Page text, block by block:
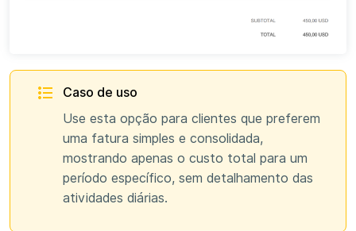
Caso de uso
Use esta opção para clientes que preferem
uma fatura simples e consolidada,
mostrando apenas o custo total para um
período específico, sem detalhamento das
atividades diárias.